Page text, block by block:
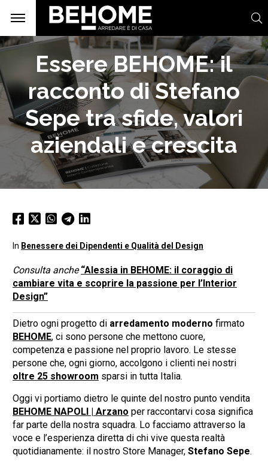
Essere BEHOME: il
racconto di Stefano
Sepe tra sfide, valori
aziendali e crescita
In Benessere dei Dipendenti e Qualità del Design
Consulta anche“Alessia in BEHOME: il coraggio di
cambiare vita e scoprire la passione per l’Interior
Design”
Dietro ogni progetto di arredamento moderno firmato
BEHOME, ci sono persone che mettono cuore,
competenza e passione nel proprio lavoro. Le stesse
persone che, ogni giorno, accolgono i clienti nei nostri
oltre 25 showroom sparsi in tutta Italia.
Oggi vi portiamo dietro le quinte del nostro punto vendita
BEHOME NAPOLI | Arzano per raccontarvi cosa significa
far parte della nostra squadra. Lo facciamo attraverso la
voce e l’esperienza diretta di chi vive questa realtà
quotidianamente: il nostro Store Manager, Stefano Sepe.